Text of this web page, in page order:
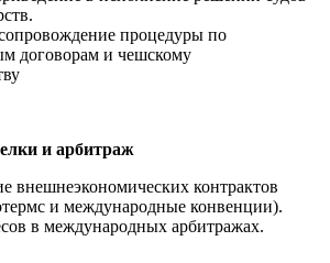
процедуры по
договорам и чешскому
и арбитраж
внешнеэкономических контрактов
и международные конвенции).
в международных арбитражах.